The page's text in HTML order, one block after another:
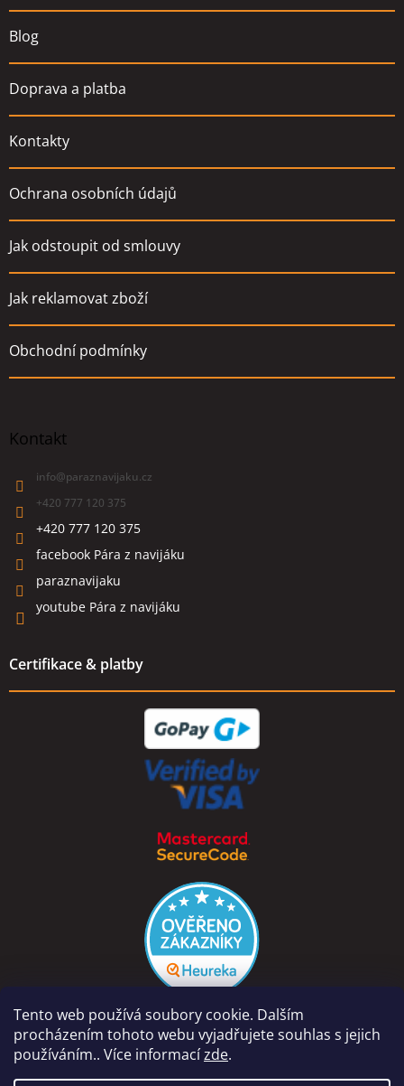
Tento web používá soubory cookie. Dalším
procházením tohoto webu vyjadřujete souhlas s jejich
používáním.. Více informacízde.
Blog
Doprava a platba
Kontakty
Ochrana osobních údajů
Jak odstoupit od smlouvy
Jak reklamovat zboží
Obchodní podmínky
Kontakt
info@paraznavijaku.cz
+420 777 120 375
+420 777 120 375
facebook Pára z navijáku
paraznavijaku
youtube Pára z navijáku
Certifikace & platby